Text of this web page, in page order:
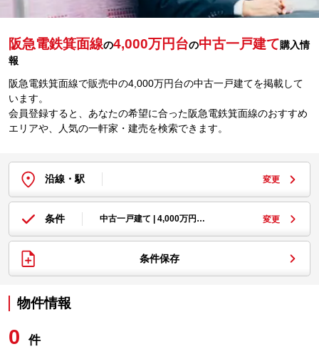
阪急電鉄箕面線の4,000万円台の中古一戸建て購入情
報
阪急電鉄箕面線で販売中の4,000万円台の中古一戸建てを掲載して
います。
会員登録すると、あなたの希望に合った阪急電鉄箕面線のおすすめ
エリアや、人気の一軒家・建売を検索できます。
沿線・駅 変更
条件 中古一戸建て | 4,000万円… 変更
条件保存
物件情報
0 件